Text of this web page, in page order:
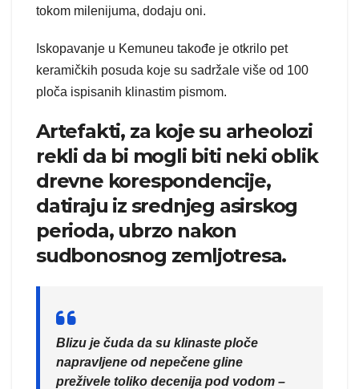
tokom milenijuma, dodaju oni.
Iskopavanje u Kemuneu takođe je otkrilo pet
keramičkih posuda koje su sadržale više od 100
ploča ispisanih klinastim pismom.
Artefakti, za koje su arheolozi
rekli da bi mogli biti neki oblik
drevne korespondencije,
datiraju iz srednjeg asirskog
perioda, ubrzo nakon
sudbonosnog zemljotresa.
Blizu je čuda da su klinaste ploče
napravljene od nepečene gline
preživele toliko decenija pod vodom –